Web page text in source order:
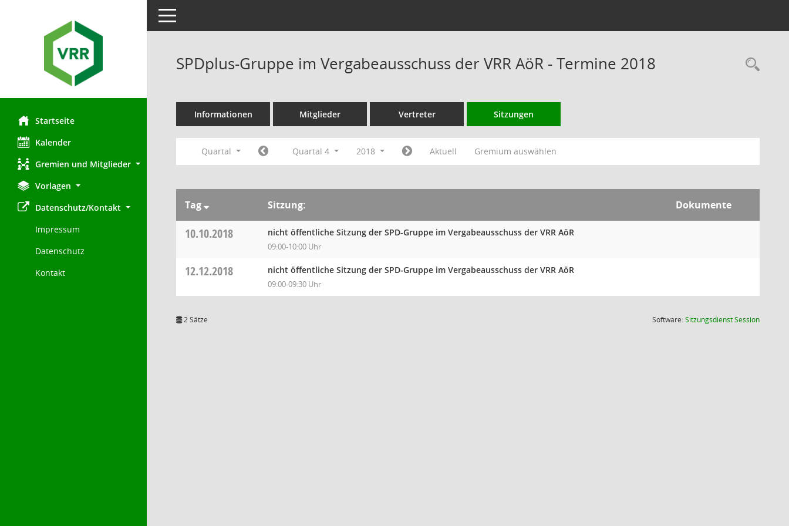
Startseite
Kalender
Gremien und Mitglieder
Vorlagen
Datenschutz/Kontakt
Impressum
Datenschutz
Kontakt
Toggle navigation
SPDplus-Gruppe im Vergabeausschuss der VRR AöR - Termine 2018
Informationen Mitglieder Vertreter Sitzungen
Quartal Quartal 4 2018 Aktuell Gremium auswählen
Tag Sitzung: Dokumente
10.10.2018 nicht öffentliche Sitzung der SPD-Gruppe im Vergabeausschuss der VRR AöR
09:00-10:00 Uhr
12.12.2018 nicht öffentliche Sitzung der SPD-Gruppe im Vergabeausschuss der VRR AöR
09:00-09:30 Uhr
2 Sätze Software:SitzungsdienstSession(Wird in